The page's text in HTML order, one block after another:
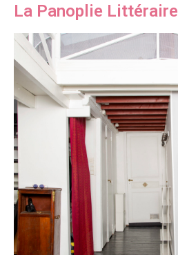
La Panoplie Littéraire